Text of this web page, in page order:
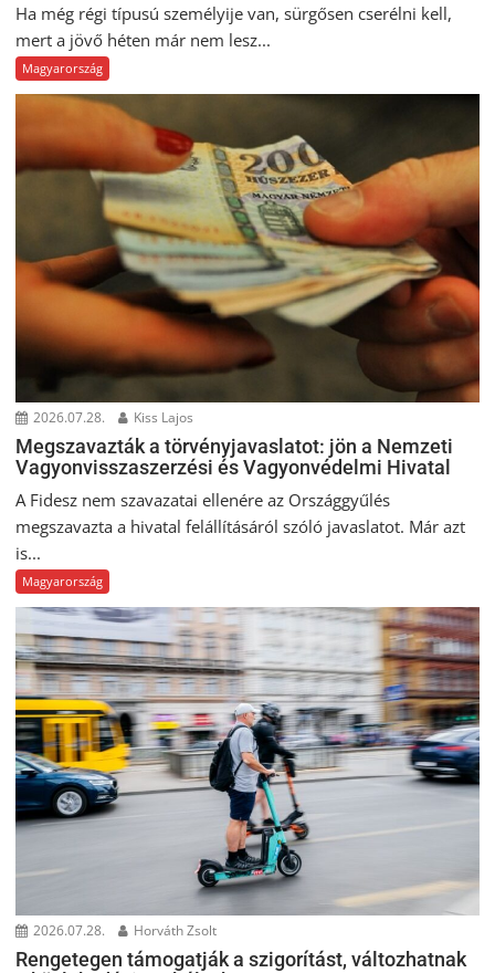
Ha még régi típusú személyije van, sürgősen cserélni kell,
mert a jövő héten már nem lesz...
Magyarország
2026.07.28. Kiss Lajos
Megszavazták a törvényjavaslatot: jön a Nemzeti
Vagyonvisszaszerzési és Vagyonvédelmi Hivatal
A Fidesz nem szavazatai ellenére az Országgyűlés
megszavazta a hivatal felállításáról szóló javaslatot. Már azt
is...
Magyarország
2026.07.28. Horváth Zsolt
Rengetegen támogatják a szigorítást, változhatnak